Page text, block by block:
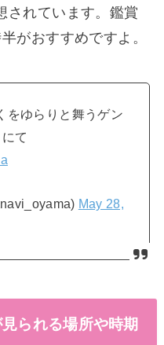
されています。鑑賞
がおすすめですよ。
をゆらりと舞うゲン
て
May 28,
られる場所や時期